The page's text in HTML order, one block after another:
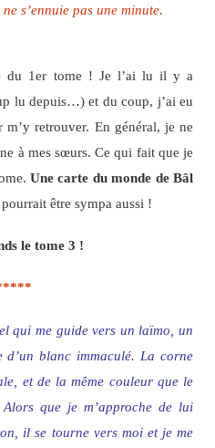
s’ennuie pas une minute.
du 1er tome ! Je l’ai lu il y a
lu depuis…) et du coup, j’ai eu
retrouver. En général, je ne
à mes sœurs. Ce qui fait que je
Une carte du monde de Bâl
être sympa aussi !
le tome 3 !
qui me guide vers un laïmo, un
blanc immaculé. La corne
et de la même couleur que le
que je m’approche de lui
il se tourne vers moi et je me